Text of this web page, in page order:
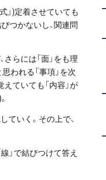
」)定着させていても
つかないし、関連問
さらには「面」をも理
われる「事項」を次
ていても「内容」が
ていく。その上で、
」で結びつけて答え